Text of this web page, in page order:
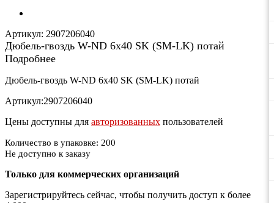
Артикул: 2907206040
Дюбель-гвоздь W-ND 6х40 SK (SM-LK) потай
Подробнее
Дюбель-гвоздь W-ND 6х40 SK (SM-LK) потай
Артикул:2907206040
Цены доступны для авторизованных пользователей
Количество в упаковке: 200
Не доступно к заказу
Только для коммерческих организаций
Зарегистрируйтесь сейчас, чтобы получить доступ к более